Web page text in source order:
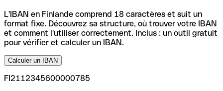
L'IBAN en Finlande comprend 18 caractères et suit un
format fixe. Découvrez sa structure, où trouver votre IBAN
et comment l'utiliser correctement. Inclus : un outil gratuit
pour vérifier et calculer un IBAN.
Calculer un IBAN
FI2112345600000785